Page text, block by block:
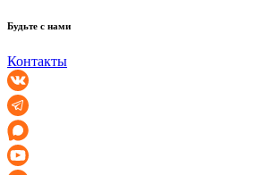
Будьте с нами
Контакты